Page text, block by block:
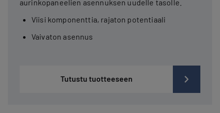
aurinkopaneelien asennuksen uudelle tasolle.
Viisi komponenttia, rajaton potentiaali
Vaivaton asennus
Tutustu tuotteeseen